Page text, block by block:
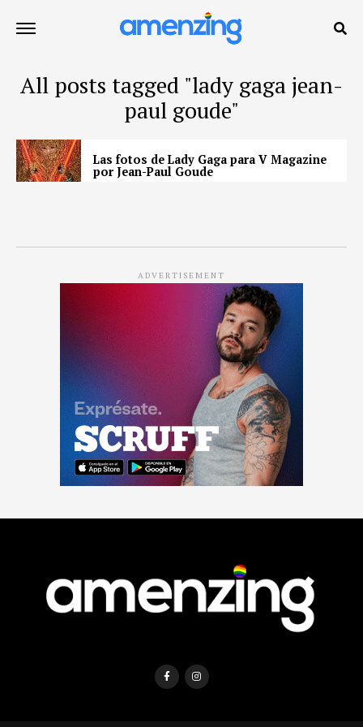
All posts tagged "lady gaga jean-
paul goude"
Las fotos de Lady Gaga para V Magazine
por Jean-Paul Goude
ADVERTISEMENT